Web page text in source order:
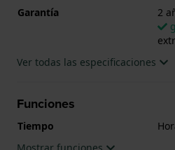
mm, tanto para hombre
Garantía
2
Ver todas las especificaciones
Funciones
Tiempo